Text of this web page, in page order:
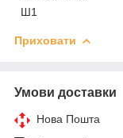
Ш1
Приховати
Умови доставки
Нова Пошта